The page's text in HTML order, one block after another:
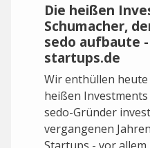
Die heißen
Schumacher,
sedo aufbaute
startups.de
Wir enthüllen
heißen
sedo-Gründer
vergangenen